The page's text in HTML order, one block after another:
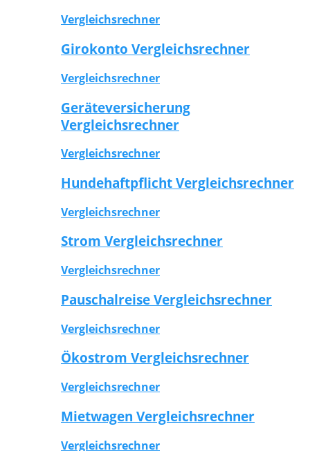
Vergleichsrechner
Girokonto Vergleichsrechner
Vergleichsrechner
Geräteversicherung
Vergleichsrechner
Vergleichsrechner
Hundehaftpflicht Vergleichsrechner
Vergleichsrechner
Strom Vergleichsrechner
Vergleichsrechner
Pauschalreise Vergleichsrechner
Vergleichsrechner
Ökostrom Vergleichsrechner
Vergleichsrechner
Mietwagen Vergleichsrechner
Vergleichsrechner